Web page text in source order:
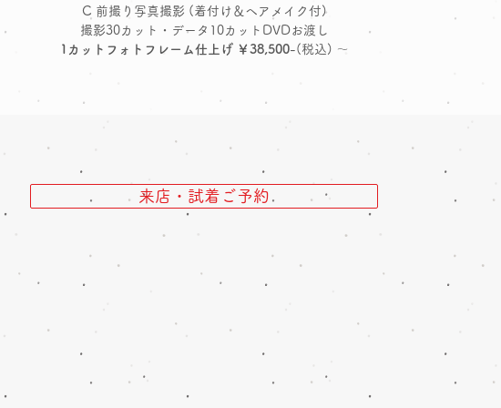
C 前撮り写真撮影 (着付け＆ヘアメイク付)
撮影30カット・データ10カットDVDお渡し
1カットフォトフレーム仕上げ ￥38,500-(税込) ～
来店・試着ご予約